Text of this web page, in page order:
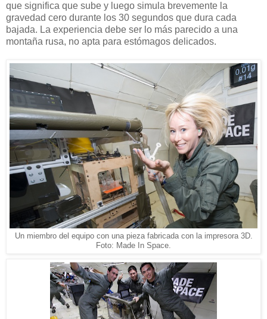
que significa que sube y luego simula brevemente la
gravedad cero durante los 30 segundos que dura cada
bajada. La experiencia debe ser lo más parecido a una
montaña rusa, no apta para estómagos delicados.
Un miembro del equipo con una pieza fabricada con la impresora 3D.
Foto: Made In Space.